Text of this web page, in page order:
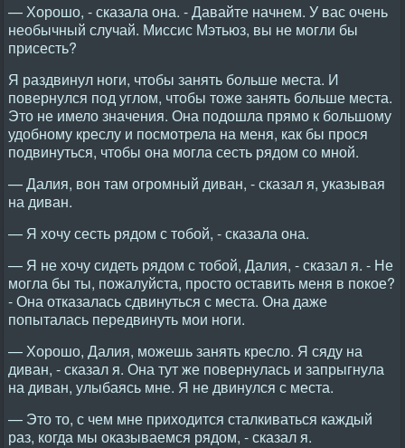
— Хорошо, - сказала она. - Давайте начнем. У вас очень
необычный случай. Миссис Мэтьюз, вы не могли бы
присесть?
Я раздвинул ноги, чтобы занять больше места. И
повернулся под углом, чтобы тоже занять больше места.
Это не имело значения. Она подошла прямо к большому
удобному креслу и посмотрела на меня, как бы прося
подвинуться, чтобы она могла сесть рядом со мной.
— Далия, вон там огромный диван, - сказал я, указывая
на диван.
— Я хочу сесть рядом с тобой, - сказала она.
— Я не хочу сидеть рядом с тобой, Далия, - сказал я. - Не
могла бы ты, пожалуйста, просто оставить меня в покое?
- Она отказалась сдвинуться с места. Она даже
попыталась передвинуть мои ноги.
— Хорошо, Далия, можешь занять кресло. Я сяду на
диван, - сказал я. Она тут же повернулась и запрыгнула
на диван, улыбаясь мне. Я не двинулся с места.
— Это то, с чем мне приходится сталкиваться каждый
раз, когда мы оказываемся рядом, - сказал я.